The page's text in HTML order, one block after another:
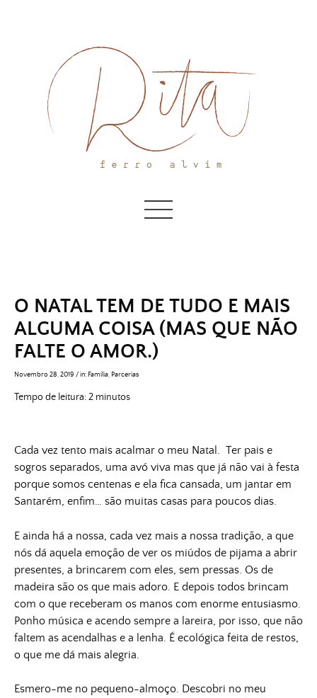
O NATAL TEM DE TUDO E MAIS
ALGUMA COISA (MAS QUE NÃO
FALTE O AMOR.)
Novembro 28, 2019 /in: Família Parcerias
Tempo de leitura:2 minutos
Cada vez tento mais acalmar o meu Natal. Ter pais e
sogros separados, uma avó viva mas que já não vai à festa
porque somos centenas e ela fica cansada, um jantar em
Santarém, enfim… são muitas casas para poucos dias.
E ainda há a nossa, cada vez mais a nossa tradição, a que
nós dá aquela emoção de ver os miúdos de pijama a abrir
presentes, a brincarem com eles, sem pressas. Os de
madeira são os que mais adoro. E depois todos brincam
com o que receberam os manos com enorme entusiasmo.
Ponho música e acendo sempre a lareira, por isso, que não
faltem as acendalhas e a lenha. É ecológica feita de restos,
o que me dá mais alegria.
Esmero-me no pequeno-almoço. Descobri no meu